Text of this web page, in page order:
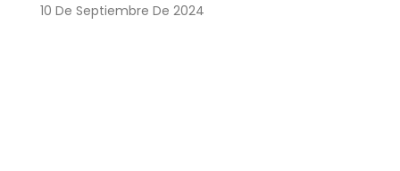
10 De Septiembre De 2024